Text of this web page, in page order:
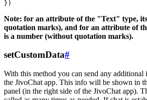
Note: for an attribute of the "Text" type,
quotation marks), and for an attribute of
is a number (without quotation marks).
setCustomData#
With this method you can send any additional
the JivoChat app. This info will be shown in
panel (in the right side of the JivoChat app).